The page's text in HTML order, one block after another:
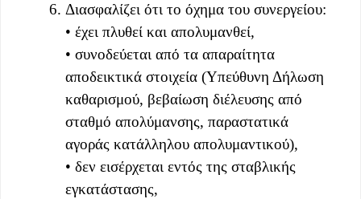
Διασφαλίζει ότι το όχημα του συνεργείου:
• έχει πλυθεί και απολυμανθεί,
• συνοδεύεται από τα απαραίτητα
αποδεικτικά στοιχεία (Υπεύθυνη Δήλωση
καθαρισμού, βεβαίωση διέλευσης από
σταθμό απολύμανσης, παραστατικά
αγοράς κατάλληλου απολυμαντικού),
• δεν εισέρχεται εντός της σταβλικής
εγκατάστασης,